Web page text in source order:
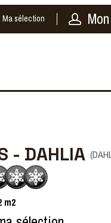
Ma sélection
- DAHLIA (
m2